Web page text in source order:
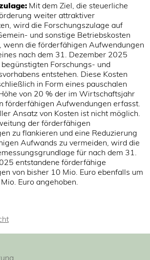
Mit dem Ziel, die steuerliche
weiter attraktiver
wird die Forschungszulage auf
und sonstige Betriebskosten
wenn die förderfähigen Aufwendungen
nach dem 31. Dezember 2025
Forschungs- und
entstehen. Diese Kosten
in Form eines pauschalen
von 20 % der im Wirtschaftsjahr
förderfähigen Aufwendungen erfasst.
Ansatz von Kosten ist nicht möglich.
der förderfähigen
zu flankieren und eine Reduzierung
Aufwands zu vermeiden, wird die
für nach dem 31.
entstandene förderfähige
von bisher 10 Mio. Euro ebenfalls um
Euro angehoben.